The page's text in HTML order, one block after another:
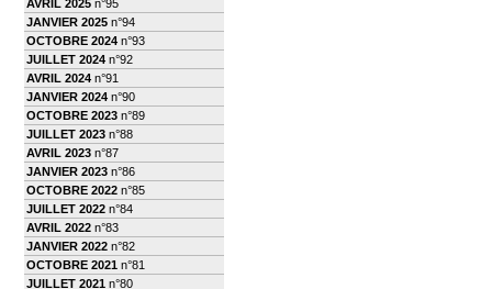
AVRIL 2025 n°95
JANVIER 2025 n°94
OCTOBRE 2024 n°93
JUILLET 2024 n°92
AVRIL 2024 n°91
JANVIER 2024 n°90
OCTOBRE 2023 n°89
JUILLET 2023 n°88
AVRIL 2023 n°87
JANVIER 2023 n°86
OCTOBRE 2022 n°85
JUILLET 2022 n°84
AVRIL 2022 n°83
JANVIER 2022 n°82
OCTOBRE 2021 n°81
JUILLET 2021 n°80